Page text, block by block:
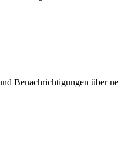
Benachrichtigungen über